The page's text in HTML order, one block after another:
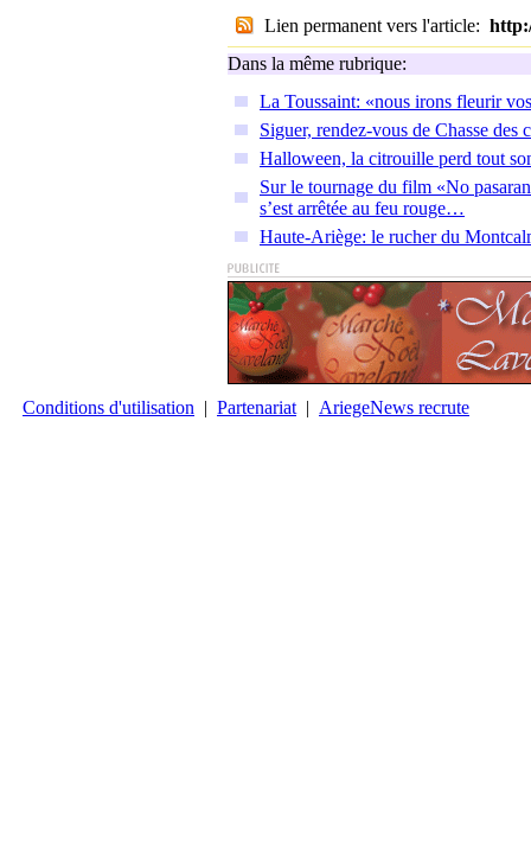
Lien permanent vers l'article:
Dans la même rubrique:
La Toussaint: «nous irons fleurir
Siguer, rendez-vous de Chasse des
Halloween, la citrouille perd tout
Sur le tournage du film «No
s’est arrêtée au feu rouge…
Haute-Ariège: le rucher du
Conditions d'utilisation | Partenariat | AriegeNews recrute